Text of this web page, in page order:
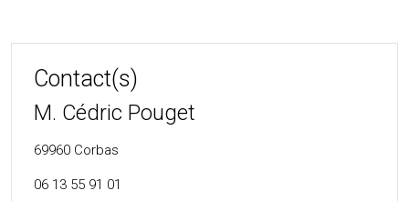
Contact(s)
M. Cédric Pouget
69960 Corbas
06 13 55 91 01